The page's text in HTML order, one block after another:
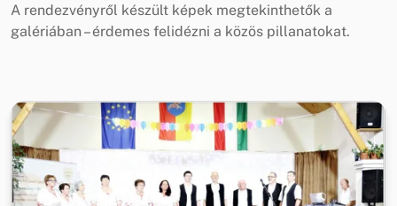
A rendezvényről készült képek megtekinthetők a
galériában – érdemes felidézni a közös pillanatokat.